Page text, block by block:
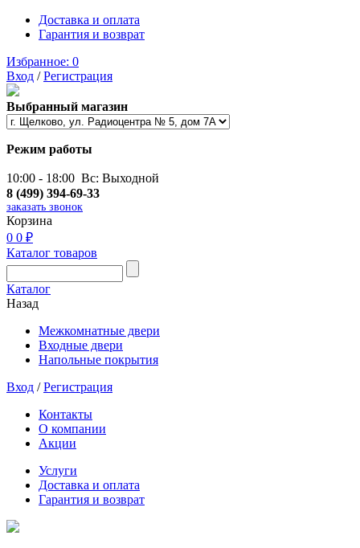
Доставка и оплата
Гарантия и возврат
Избранное: 0
Вход /Регистрация
Выбранный магазин
Режим работы
10:00 - 18:00 Вс: Выходной
8 (499) 394-69-33
заказать звонок
Корзина
0 0 ₽
Каталог товаров
Каталог
Назад
Межкомнатные двери
Входные двери
Напольные покрытия
Вход /Регистрация
Контакты
О компании
Акции
Услуги
Доставка и оплата
Гарантия и возврат